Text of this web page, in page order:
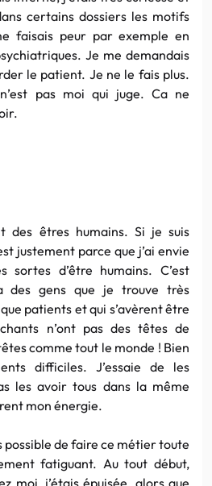
certains dossiers les motifs
faisais peur par exemple en
Je me demandais
le patient. Je ne le fais plus.
pas moi qui juge. Ca ne
des êtres humains. Si je suis
justement parce que j’ai envie
sortes d’être humains. C’est
gens que je trouve très
patients et qui s’avèrent être
n’ont pas des têtes de
comme tout le monde ! Bien
difficiles. J’essaie de les
les avoir tous dans la même
mon énergie.
possible de faire ce métier toute
fatiguant. Au tout début,
moi, j’étais épuisée, alors que